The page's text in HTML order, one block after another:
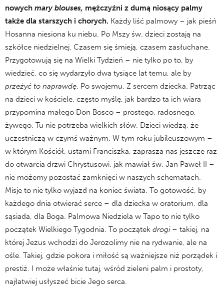
nowych mary blouses, mężczyźni z dumą niosący palmy
także dla starszych i chorych. Każdy liść palmowy – jak pieśń
Hosanna niesiona ku niebu. Po Mszy św. dzieci zostają na
szkółce niedzielnej. Czasem się śmieją, czasem zasłuchane.
Przygotowują się na Wielki Tydzień – nie tylko po to, by
wiedzieć, co się wydarzyło dwa tysiące lat temu, ale by
przeżyć to naprawdę. Po swojemu. Z sercem dziecka. Patrząc
na dzieci w kościele, często myślę, jak bardzo ta ich wiara
przypomina małego Don Bosco – prostego, radosnego,
żywego. Tu nie potrzeba wielkich słów. Dzieci wiedzą, że
uczestniczą w czymś ważnym. W tym roku jubileuszowym –
w którym Kościół, ustami Franciszka, zaprasza nas jeszcze raz
do otwarcia drzwi Chrystusowi, jak mawiał św. Jan Paweł II –
nie możemy pozostać zamknięci w naszych schematach.
Misje to nie tylko wyjazd na koniec świata. To gotowość, by
każdego dnia otwierać serce – dla dziecka w oratorium, dla
sąsiada, dla Boga. Palmowa Niedziela w Tapo to nie tylko
początek Wielkiego Tygodnia. To początek drogi – takiej, na
której Jezus wchodzi do Jerozolimy nie na rydwanie, ale na
ośle. Takiej, gdzie pokora i miłość są ważniejsze niż porządek i
prestiż. I może właśnie tutaj, wśród zieleni palm i prostoty,
najłatwiej usłyszeć bicie Jego serca.